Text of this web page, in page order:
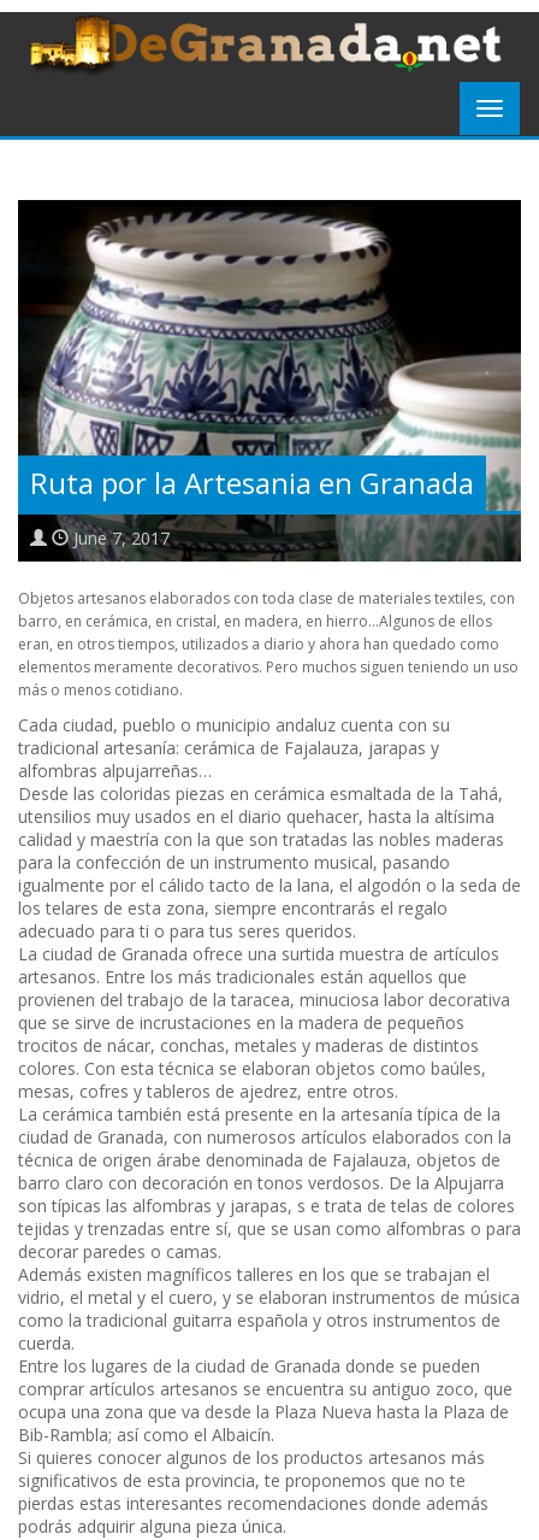
Ruta por la Artesania en Granada
June 7, 2017
Objetos artesanos elaborados con toda clase de materiales textiles, con
barro, en cerámica, en cristal, en madera, en hierro…Algunos de ellos
eran, en otros tiempos, utilizados a diario y ahora han quedado como
elementos meramente decorativos. Pero muchos siguen teniendo un uso
más o menos cotidiano.
Cada ciudad, pueblo o municipio andaluz cuenta con su
tradicional artesanía: cerámica de Fajalauza, jarapas y
alfombras alpujarreñas…
Desde las coloridas piezas en cerámica esmaltada de la Tahá,
utensilios muy usados en el diario quehacer, hasta la altísima
calidad y maestría con la que son tratadas las nobles maderas
para la confección de un instrumento musical, pasando
igualmente por el cálido tacto de la lana, el algodón o la seda de
los telares de esta zona, siempre encontrarás el regalo
adecuado para ti o para tus seres queridos.
La ciudad de Granada ofrece una surtida muestra de artículos
artesanos. Entre los más tradicionales están aquellos que
provienen del trabajo de la taracea, minuciosa labor decorativa
que se sirve de incrustaciones en la madera de pequeños
trocitos de nácar, conchas, metales y maderas de distintos
colores. Con esta técnica se elaboran objetos como baúles,
mesas, cofres y tableros de ajedrez, entre otros.
La cerámica también está presente en la artesanía típica de la
ciudad de Granada, con numerosos artículos elaborados con la
técnica de origen árabe denominada de Fajalauza, objetos de
barro claro con decoración en tonos verdosos. De la Alpujarra
son típicas las alfombras y jarapas, s e trata de telas de colores
tejidas y trenzadas entre sí, que se usan como alfombras o para
decorar paredes o camas.
Además existen magníficos talleres en los que se trabajan el
vidrio, el metal y el cuero, y se elaboran instrumentos de música
como la tradicional guitarra española y otros instrumentos de
cuerda.
Entre los lugares de la ciudad de Granada donde se pueden
comprar artículos artesanos se encuentra su antiguo zoco, que
ocupa una zona que va desde la Plaza Nueva hasta la Plaza de
Bib-Rambla; así como el Albaicín.
Si quieres conocer algunos de los productos artesanos más
significativos de esta provincia, te proponemos que no te
pierdas estas interesantes recomendaciones donde además
podrás adquirir alguna pieza única.